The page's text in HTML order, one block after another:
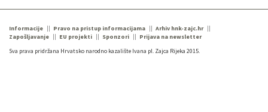
Informacije Pravo na pristup informacijama
Arhiv hnk-zajc.hr
Zapošljavanje
EU projekti Sponzori
Prijava na newsletter
Sva prava pridržana Hrvatsko narodno kazalište Ivana pl. Zajca Rijeka 2015.